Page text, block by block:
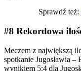
Sprawdź też:
#8 Rekordowa
Meczem z największą
spotkanie Jugosławia –
wynikiem 5:4 dla